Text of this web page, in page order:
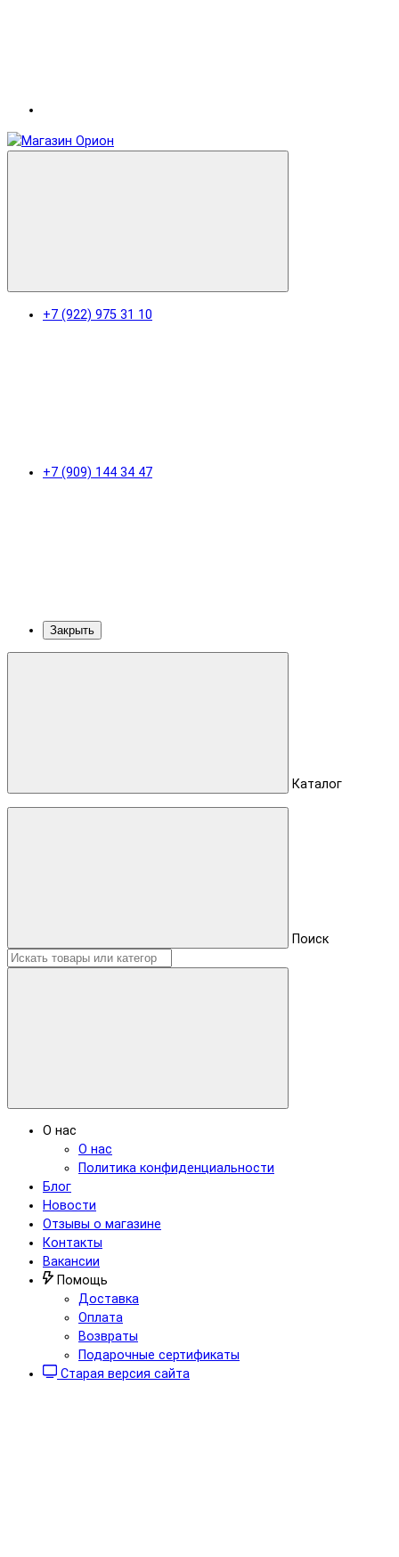
+7 (922) 975 31 10
+7 (909) 144 34 47
Закрыть
Каталог
Поиск
О нас
О нас
Политика конфиденциальности
Блог
Новости
Отзывы о магазине
Контакты
Вакансии
Помощь
Доставка
Оплата
Возвраты
Подарочные сертификаты
Старая версия сайта